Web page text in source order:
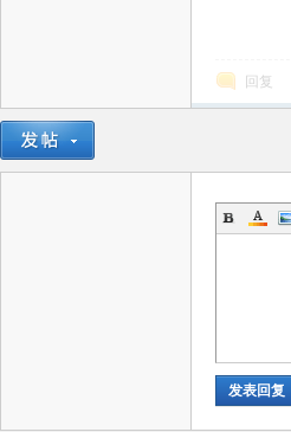
回复
发表回复